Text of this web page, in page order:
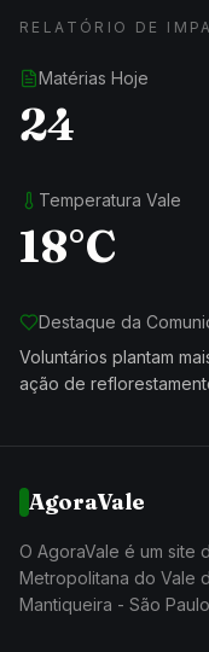
RELATÓRIO DE
Matérias Hoje
24
Temperatura Vale
18°C
Destaque da
Voluntários plantam
ação de
AgoraVale
O AgoraVale é um site
Metropolitana do Vale
Mantiqueira - São